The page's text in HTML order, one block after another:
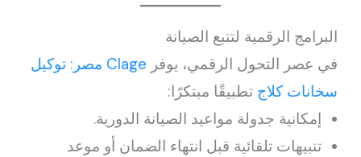
البرامج الرقمية لتتبع الصيانة
في عصر التحول الرقمي، يوفر
Clage مصر: توكيل
سخانات كلاج تطبيقًا مبتكرًا:
إمكانية جدولة مواعيد الصيانة الدورية.
تنبيهات تلقائية قبل انتهاء الضمان أو موعد